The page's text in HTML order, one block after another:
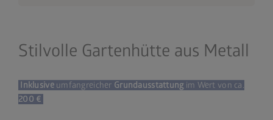
Stilvolle Gartenhütte aus Metall
Inklusive umfangreicher Grundausstattung im Wert von ca.
200 €